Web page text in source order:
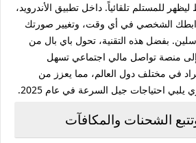
للمستلم تلقائياً. داخل تطبيق الأندرويد،
الشخصي في أي وقت، وتغيير صورتك
بفضل هذه التقنية، تحول باي بال من
منصة تواصل مالي اجتماعي تسهل
في مختلف دول العالم، مما يعزز من
احتياجات جيل السرعة في عام 2025.
الشحنات والمكافآت